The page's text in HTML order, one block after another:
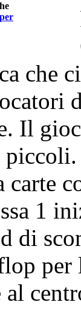
che
Il
carte
1
di
per
al